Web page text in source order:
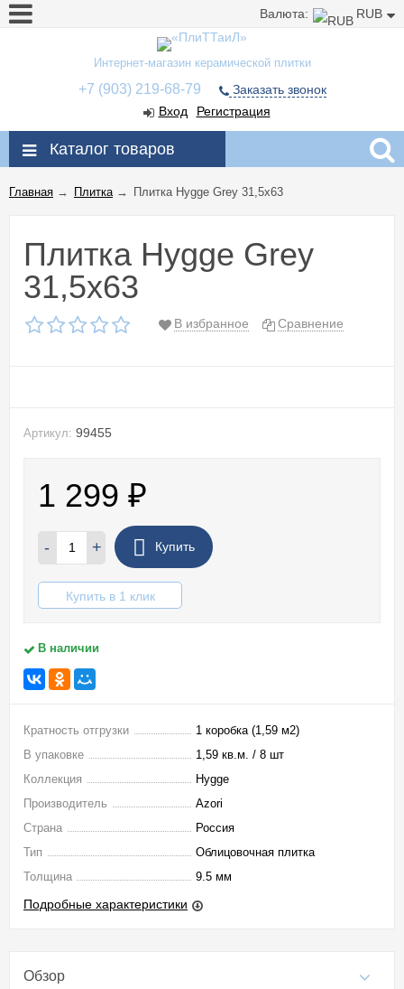
Валюта: RUB
Интернет-магазин керамической плитки
+7 (903) 219-68-79
Заказать звонок
Вход
Регистрация
Каталог товаров
Главная → Плитка→ Плитка Hygge Grey 31,5x63
Плитка Hygge Grey
31,5x63
В избранное Сравнение
Артикул: 99455
1 299 ₽
- + Купить
Купить в 1 клик
В наличии
Кратность отгрузки
1 коробка (1,59 м2)
В упаковке
1,59 кв.м. / 8 шт
Коллекция
Hygge
Производитель
Azori
Страна
Россия
Тип
Облицовочная плитка
Толщина
9.5 мм
Подробные характеристики
Обзор